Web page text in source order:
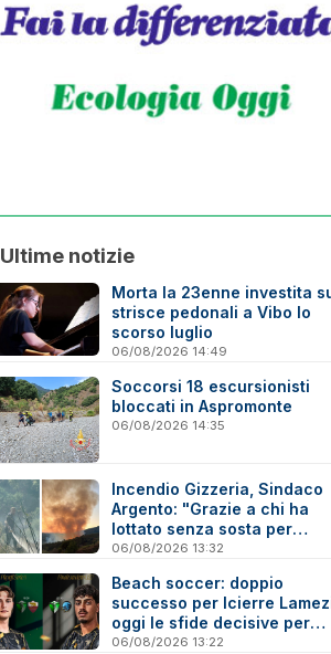
Ultime notizie
Morta la 23enne investita
strisce pedonali a Vibo lo
scorso luglio
06/08/2026 14:49
Soccorsi 18 escursionisti
bloccati in Aspromonte
06/08/2026 14:35
Incendio Gizzeria, Sindaco
Argento: "Grazie a chi ha
lottato senza sosta per
difendere il nostro territorio"
06/08/2026 13:32
Beach soccer: doppio
successo per Icierre
oggi le sfide decisive per
salvezza e scudetto Under
06/08/2026 13:22